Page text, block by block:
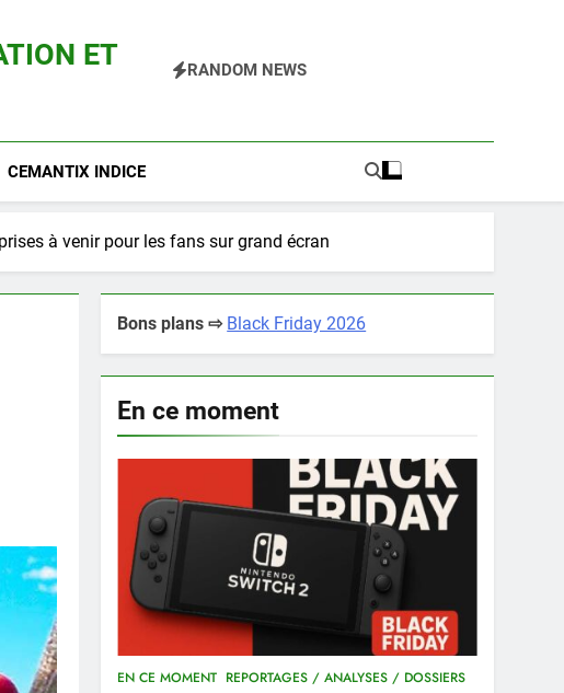
ET
RANDOM NEWS
CEMANTIX INDICE
à venir pour les fans sur grand écran
Bons plans ⇨ Black Friday 2026
En ce moment
EN CE MOMENT REPORTAGES / ANALYSES / DOSSIERS